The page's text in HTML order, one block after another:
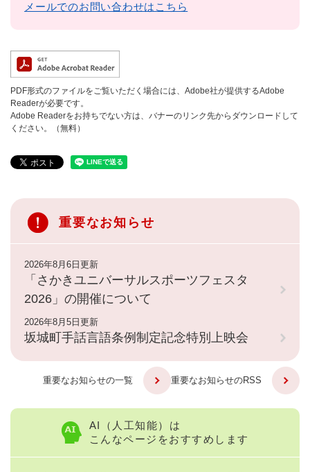
メールでのお問い合わせはこちら
PDF形式のファイルをご覧いただく場合には、Adobe社が提供するAdobe
Readerが必要です。
Adobe Readerをお持ちでない方は、バナーのリンク先からダウンロードして
ください。（無料）
重要なお知らせ
2026年8月6日更新
「さかきユニバーサルスポーツフェスタ
2026」の開催について
2026年8月5日更新
坂城町手話言語条例制定記念特別上映会
重要なお知らせの一覧 重要なお知らせのRSS
AI（人工知能）は
こんなページをおすすめします